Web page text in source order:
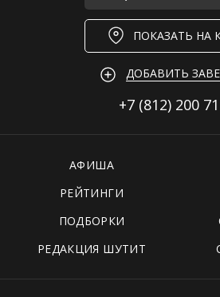
ПОКАЗАТЬ НА
ДОБАВИТЬ
+7 (812) 200
АФИША
РЕЙТИНГИ
ПОДБОРКИ
РЕДАКЦИЯ ШУТИТ